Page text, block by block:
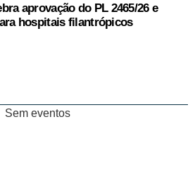
aprovação do PL 2465/26 e
hospitais filantrópicos
Sem eventos